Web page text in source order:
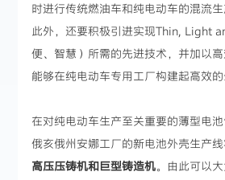
时进行传统燃油车和纯电动车的混流生
此外，还要积极引进实现Thin, Light
便、智慧）所需的先进技术，并加以
能够在纯电动车专用工厂构建起高效的
在对纯电动车生产至关重要的薄型电
俄亥俄州安娜工厂的新电池外壳生产
高压压铸机和巨型铸造机。由此可以